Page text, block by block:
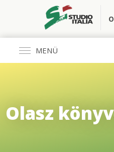
MENÜ
Olasz